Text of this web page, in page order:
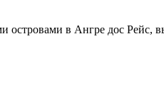
в Ангре дос Рейс,